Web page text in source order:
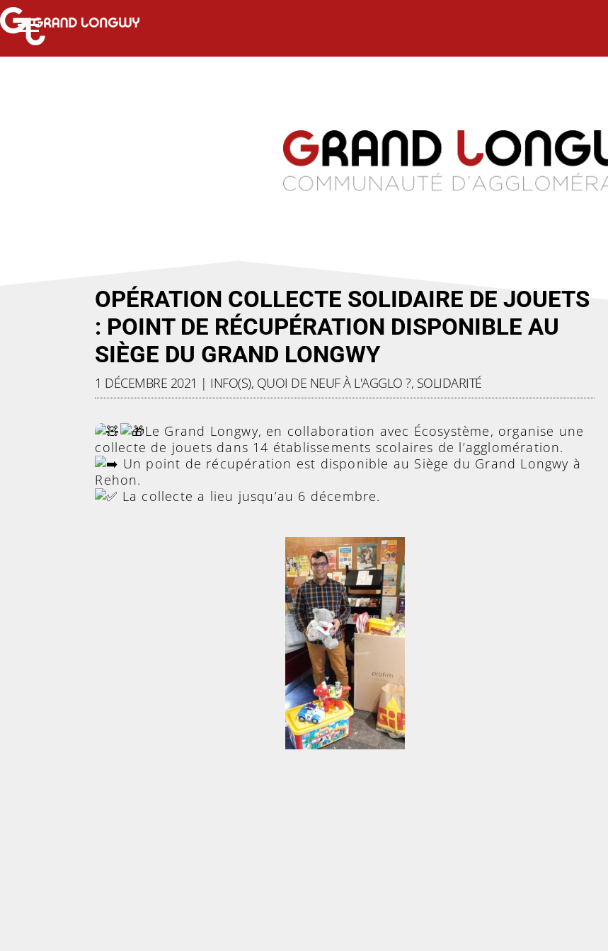
OPÉRATION COLLECTE SOLIDAIRE DE JOUETS
: POINT DE RÉCUPÉRATION DISPONIBLE AU
SIÈGE DU GRAND LONGWY
1 DÉCEMBRE 2021 | INFO(S), QUOI DE NEUF À L'AGGLO ?, SOLIDARITÉ
Le Grand Longwy, en collaboration avec Écosystème, organise une
collecte de jouets dans 14 établissements scolaires de l’agglomération.
Un point de récupération est disponible au Siège du Grand Longwy à
Rehon.
La collecte a lieu jusqu’au 6 décembre.